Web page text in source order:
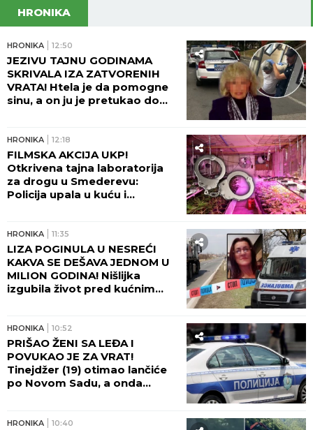
HRONIKA
HRONIKA 12:50
JEZIVU TAJNU GODINAMA
SKRIVALA IZA ZATVORENIH
VRATA! Htela je da pomogne
sinu, a on ju je pretukao do
HRONIKA 12:18
FILMSKA AKCIJA UKP!
Otkrivena tajna laboratorija
za drogu u Smederevu:
Policija upala u kuću i
HRONIKA 11:35
LIZA POGINULA U NESREĆI
KAKVA SE DEŠAVA JEDNOM U
MILION GODINA! Nišlijka
izgubila život pred kućnim
otvorio poklopac i uzeo nam
Elizabetu!"
HRONIKA 10:52
PRIŠAO ŽENI SA LEĐA I
POVUKAO JE ZA VRAT!
Tinejdžer (19) otimao lančiće
po Novom Sadu, a onda
HRONIKA 10:40